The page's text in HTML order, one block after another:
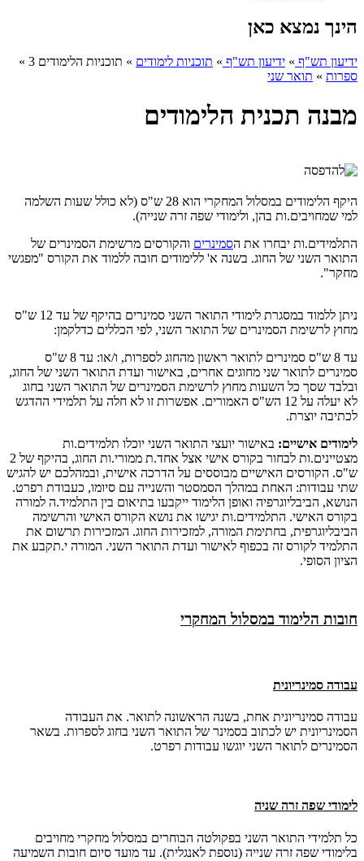
הינך נמצא כאן
ידיעון תש"ף » ידיעון תש"ף » תוכניות לימודים » תוכניות הלימודים 3
»
ספרות » תואר שני
מבנה תכנית הלימודים
היקף הלימודים במסלול המחקרי הוא 28 ש"ס (לא כולל שעות השלמה
למי שמחויבים.ות בהן, ולימודי שפה זרה שנייה).
התלמידים.ות יבחרו את הסמינרים והקורסים מרשימת הסמינרים של
התואר השני של החוג. בשנה א' ללימודים חובה ללמוד את הקורס "מפגשי
מחקר".
ניתן ללמוד במסגרת לימודי התואר השני סמינרים בהיקף של עד 12 ש"ס
מחוץ לרשימת הסמינרים של התואר השני, לפי הכללים כדלקמן:
עד 8 ש"ס סמינרים לתואר ראשון מהחוג לספרות, ו/או: עד 8 ש"ס
סמינרים לתואר שני מחוגים אחרים, באישור ועדת התואר השני של החוג,
ובלבד שסך כל השעות מחוץ לרשימת הסמינרים של התואר השני בחוג
לא יעלה על 12 הש"ס האמורים. אפשרות זו לא חלה על תלמידי ההדגש
לכתיבה יוצרת.
לימודים אישיים: באישור יועצי התואר השני יוכלו תלמידים.ות
מצטיינים.ות לבחור בקורס אישי אצל אחד.ת ממורי.ות החוג, בהיקף של 2
ש"ס. הקורסים האישיים מבוססים על הדרכה אישית, ובמהלכם יש להגיש
שתי עבודות: האחת במהלך הסמסטר והשנייה עם סיומו, כעבודת רפרט.
הנושא, הביבליוגרפיה ואופן הלימוד ייקבעו בתיאום בין התלמיד.ה למורה
בקורס האישי. התלמידים.ות יגישו את נושא הקורס האישי והרשימה
הביבליוגרפית, בחתימת המורה, למזכירות החוג. המזכירות תרשום את
התלמיד לקורס זה בכפוף לאישור ועדת התואר השני. המורה י.תקבע את
הציון הסופי.
חובות הלימוד במסלול המחקרי
עבודה סמינריונית
עבודה סמינריונית אחת, בשנה הראשונה לתואר. את העבודה
הסמינריונית יש לכתוב בסמינר של התואר השני בחוג לספרות. בשאר
הסמינרים לתואר השני יוגשו עבודות רפרט.
לימודי שפה זרה שניה
כל תלמידי התואר השני בפקולטה הבוחרים במסלול מחקרי מחויבים
בלימודי שפה זרה שנייה (נוספת לאנגלית). עד מועד סיום חובות השמיעה